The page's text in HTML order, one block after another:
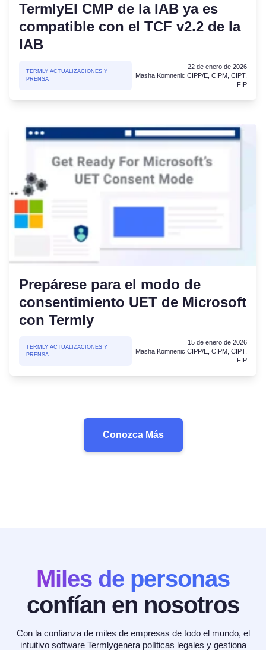
TermlyEl CMP de la IAB ya es
compatible con el TCF v2.2 de la
IAB
TERMLY ACTUALIZACIONES Y
PRENSA
22 de enero de 2026
Masha Komnenic CIPP/E, CIPM, CIPT,
FIP
Prepárese para el modo de
consentimiento UET de Microsoft
con Termly
TERMLY ACTUALIZACIONES Y
PRENSA
15 de enero de 2026
Masha Komnenic CIPP/E, CIPM, CIPT,
FIP
Conozca Más
Miles de personas
confían en nosotros
Con la confianza de miles de empresas de todo el mundo, el
intuitivo software Termlygenera políticas legales y gestiona